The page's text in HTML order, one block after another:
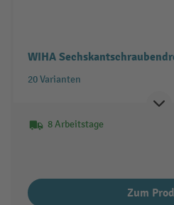
WIHA
20 Varianten
8 Arbeitstage
Zum